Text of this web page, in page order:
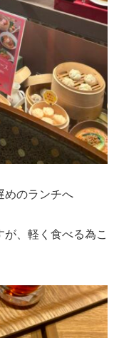
のランチへ
、軽く食べる為こ